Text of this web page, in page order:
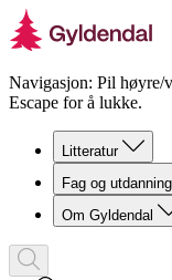
Navigasjon: Pil høyre/
Escape for å lukke.
Litteratur
Fag og utdanning
Om Gyldendal